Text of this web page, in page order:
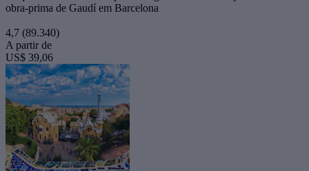
obra-prima de Gaudí em Barcelona
4,7 (89.340)
A partir de
US$ 39,06